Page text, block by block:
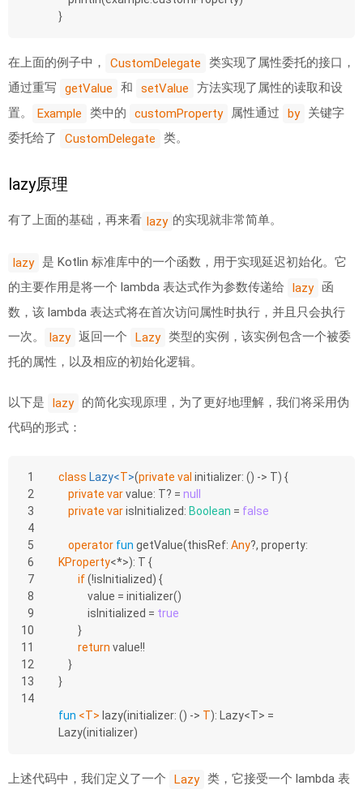
}
在上面的例子中， CustomDelegate
类实现了属性委托的接口，
通过重写
getValue 和 setValue
方法实现了属性的读取和设
置。
Example 类中的 customProperty 属性通过 by
关键字
委托给了
CustomDelegate 类。
lazy原理
有了上面的基础，再来看 lazy 的实现就非常简单。
lazy
是 Kotlin 标准库中的一个函数，用于实现延迟初始化。它
的主要作用是将一个 lambda 表达式作为参数传递给
lazy
函
数，该 lambda 表达式将在首次访问属性时执行，并且只会执行
一次。
lazy 返回一个 Lazy 类型的实例，该实例包含一个被委
托的属性，以及相应的初始化逻辑。
以下是 lazy
的简化实现原理，为了更好地理解，我们将采用伪
代码的形式：
1
2
3
4
5
6
7
8
9
10
11
12
13
14
class Lazy<T>(private val initializer: () -> T) {
private var value: T? = null
private var isInitialized: Boolean = false
operator fun getValue(thisRef: Any
KProperty<*>): T {
if (!isInitialized) {
            value = initializer()
            isInitialized =
true
        }
return value!!
    }
}
fun <T> lazy(initializer: () -> T): Lazy<T> =
Lazy(initializer)
上述代码中，我们定义了一个 Lazy 类，它接受一个 lambda 表